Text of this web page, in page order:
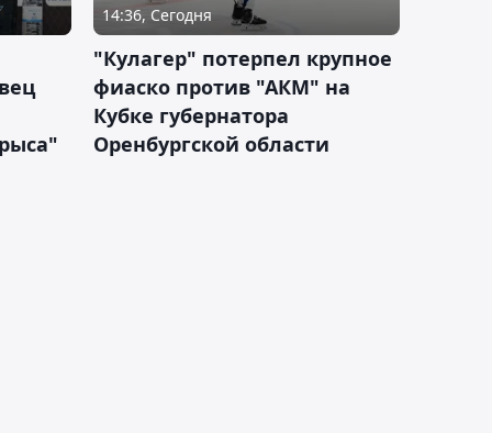
14:36, Сегодня
"Кулагер" потерпел крупное
фиаско против "АКМ" на
Кубке губернатора
Оренбургской области